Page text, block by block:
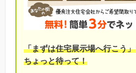
「まずは住宅展示場へ行こう
ちょっと待って！